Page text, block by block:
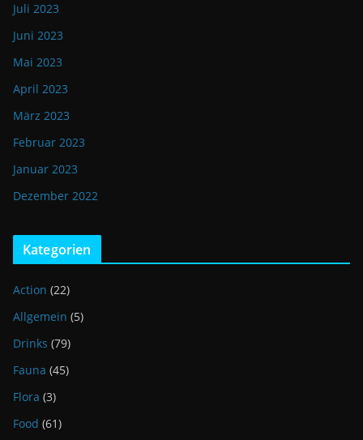
Juli 2023
Juni 2023
Mai 2023
April 2023
März 2023
Februar 2023
Januar 2023
Dezember 2022
Kategorien
Action (22)
Allgemein (5)
Drinks (79)
Fauna (45)
Flora (3)
Food (61)